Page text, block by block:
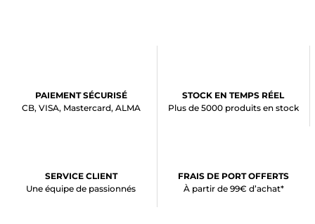
PAIEMENT SÉCURISÉ
CB, VISA, Mastercard, ALMA
STOCK EN TEMPS RÉEL
Plus de 5000 produits en stock
SERVICE CLIENT
Une équipe de passionnés
FRAIS DE PORT OFFERTS
À partir de 99€ d’achat*